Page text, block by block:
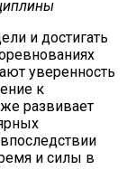
и достигать
уверенность
к
развивает
и силы в